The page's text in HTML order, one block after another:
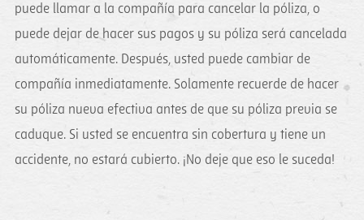
puede llamar a la compañía para cancelar la póliza, o
puede dejar de hacer sus pagos y su póliza será cancelada
automáticamente. Después, usted puede cambiar de
compañía inmediatamente. Solamente recuerde de hacer
su póliza nueva efectiva antes de que su póliza previa se
caduque. Si usted se encuentra sin cobertura y tiene un
accidente, no estará cubierto. ¡No deje que eso le suceda!